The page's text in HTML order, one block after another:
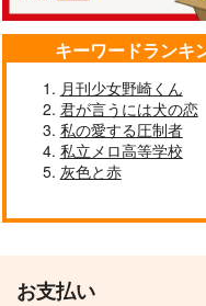
2,672円（税込）
煉獄杏寿郎×竈門炭治郎
サンプル
作品詳細
煉
キーワードランキ
月刊少女野崎くん
君が言うには犬の恋
私の愛する圧制者
私立メロ高等学校
灰色と赤
お支払い